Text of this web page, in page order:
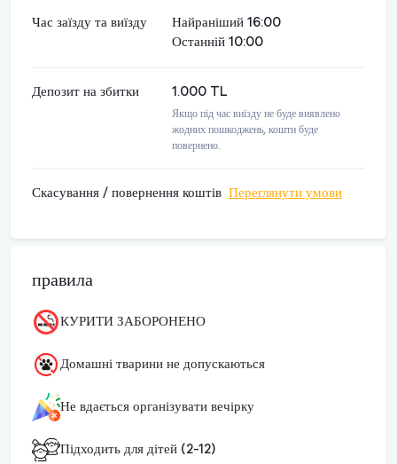
Час заїзду та виїзду
Найраніший 16:00
Останній 10:00
Депозит на збитки 1.000 TL
Якщо під час виїзду не буде виявлено
жодних пошкоджень, кошти буде
повернено.
Скасування / повернення коштів Переглянути умови
правила
КУРИТИ ЗАБОРОНЕНО
Домашні тварини не допускаються
Не вдається організувати вечірку
Підходить для дітей (2-12)